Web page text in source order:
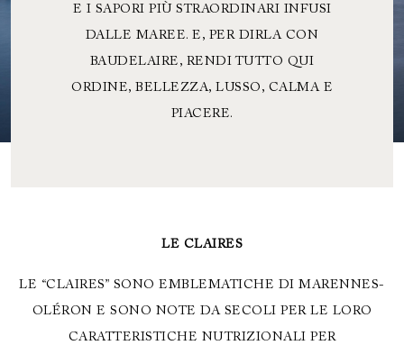
E I SAPORI PIÙ STRAORDINARI INFUSI
DALLE MAREE. E, PER DIRLA CON
BAUDELAIRE, RENDI TUTTO QUI
ORDINE, BELLEZZA, LUSSO, CALMA E
PIACERE.
LE CLAIRES
LE “CLAIRES” SONO EMBLEMATICHE DI MARENNES-
OLÉRON E SONO NOTE DA SECOLI PER LE LORO
CARATTERISTICHE NUTRIZIONALI PER